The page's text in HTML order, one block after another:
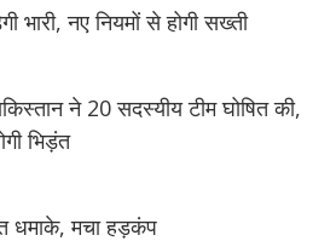
भारी, नए नियमों से होगी सख्ती
ने 20 सदस्यीय टीम घोषित की,
भिड़ंत
धमाके, मचा हड़कंप